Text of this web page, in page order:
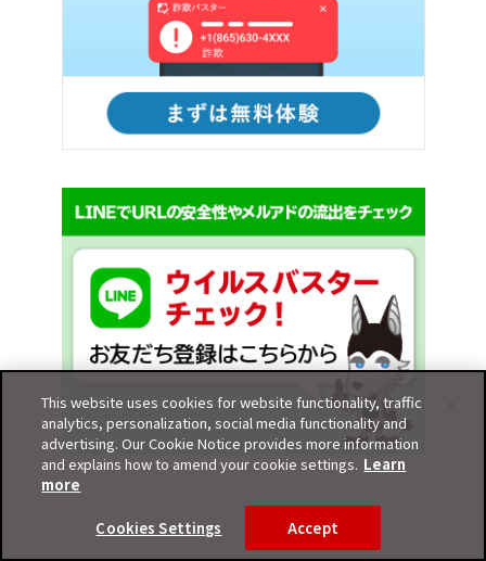
This website uses cookies for website functionality, traffic
analytics, personalization, social media functionality and
advertising. Our Cookie Notice provides more information
and explains how to amend your cookie settings. Learn
more
Cookies Settings Accept